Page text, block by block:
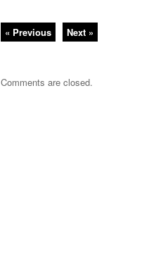
« Previous Next »
Comments are closed.